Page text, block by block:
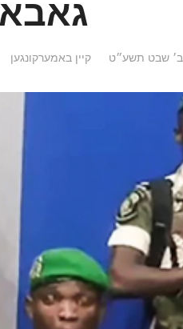
ב׳ שבט תשע״ט קיין באמערקונגען